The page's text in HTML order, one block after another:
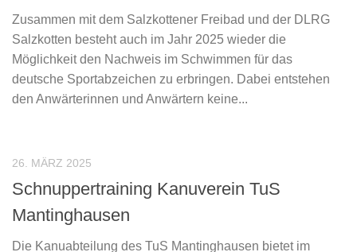
Zusammen mit dem Salzkottener Freibad und der DLRG
Salzkotten besteht auch im Jahr 2025 wieder die
Möglichkeit den Nachweis im Schwimmen für das
deutsche Sportabzeichen zu erbringen. Dabei entstehen
den Anwärterinnen und Anwärtern keine...
26. MÄRZ 2025
Schnuppertraining Kanuverein TuS
Mantinghausen
Die Kanuabteilung des TuS Mantinghausen bietet im